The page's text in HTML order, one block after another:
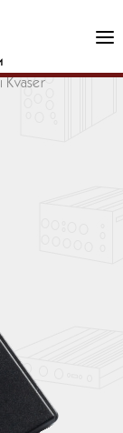
Kvaser